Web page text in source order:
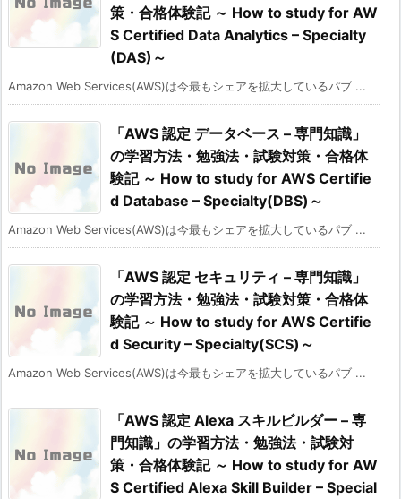
策・合格体験記 ～ How to study for AW
S Certified Data Analytics – Specialty
(DAS)～
Amazon Web Services(AWS)は今最もシェアを拡大しているパブ ...
「AWS 認定 データベース – 専門知識」
の学習方法・勉強法・試験対策・合格体
験記 ～ How to study for AWS Certifie
d Database – Specialty(DBS)～
Amazon Web Services(AWS)は今最もシェアを拡大しているパブ ...
「AWS 認定 セキュリティ – 専門知識」
の学習方法・勉強法・試験対策・合格体
験記 ～ How to study for AWS Certifie
d Security – Specialty(SCS)～
Amazon Web Services(AWS)は今最もシェアを拡大しているパブ ...
「AWS 認定 Alexa スキルビルダー – 専
門知識」の学習方法・勉強法・試験対
策・合格体験記 ～ How to study for AW
S Certified Alexa Skill Builder – Special